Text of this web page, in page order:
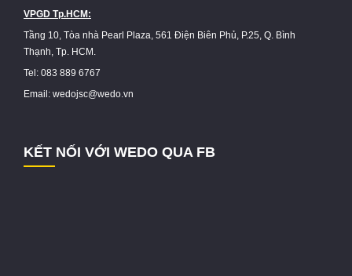
VPGD Tp.HCM:
Tầng 10, Tòa nhà Pearl Plaza, 561 Điện Biên Phủ, P.25, Q. Bình
Thạnh, Tp. HCM.
Tel: 083 889 6767
Email: wedojsc@wedo.vn
KẾT NỐI VỚI WEDO QUA FB